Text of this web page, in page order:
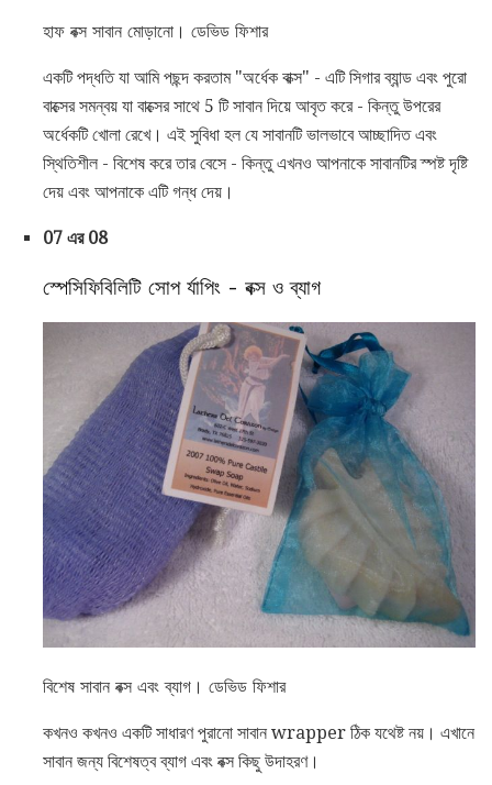
হাফ বক্স সাবান মোড়ানো। ডেভিড ফিশার
একটি পদ্ধতি যা আমি পছন্দ করতাম "অর্ধেক বাক্স" - এটি সিগার ব্যান্ড এবং পুরো
বাক্সের সমন্বয় যা বাক্সের সাথে 5 টি সাবান দিয়ে আবৃত করে - কিন্তু উপরের
অর্ধেকটি খোলা রেখে। এই সুবিধা হল যে সাবানটি ভালভাবে আচ্ছাদিত এবং
স্থিতিশীল - বিশেষ করে তার বেসে - কিন্তু এখনও আপনাকে সাবানটির স্পষ্ট দৃষ্টি
দেয় এবং আপনাকে এটি গন্ধ দেয়।
07 এর 08
স্পেসিফিবিলিটি সোপ র্যাপিং - বক্স ও ব্যাগ
বিশেষ সাবান বক্স এবং ব্যাগ। ডেভিড ফিশার
কখনও কখনও একটি সাধারণ পুরানো সাবান wrapper ঠিক যথেষ্ট নয়। এখানে
সাবান জন্য বিশেষত্ব ব্যাগ এবং বক্স কিছু উদাহরণ।